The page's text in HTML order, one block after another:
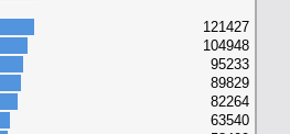
121427
104948
95233
89829
82264
63540